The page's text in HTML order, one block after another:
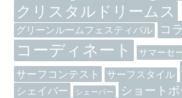
クリスタルドリームス
グリーンルームフェスティバル コ
コーディネート サマーセ
サーフコンテスト サーフスタイル
シェイパー シェーパー ショートボ